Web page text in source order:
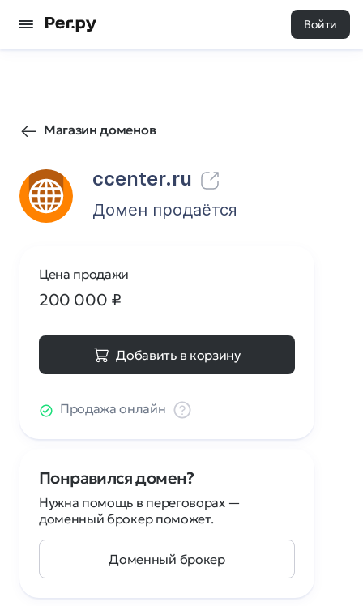
Войти
Магазин доменов
ccenter.ru
92 0
Домен продаётся
Цена продажи
200 000 ₽
Добавить в корзину
Продажа онлайн
Понравился домен?
Нужна помощь в переговорах —
доменный брокер поможет.
Доменный брокер